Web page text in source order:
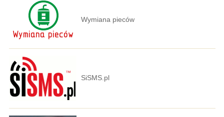
Wymiana pieców
SiSMS.pl